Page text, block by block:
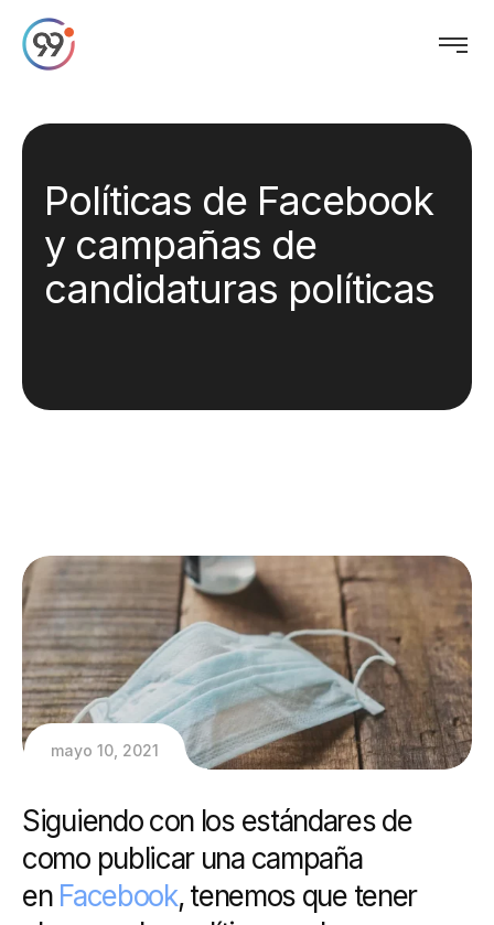
Políticas de Facebook
y campañas de
candidaturas políticas
mayo 10, 2021
Siguiendo con los estándares de
como publicar una campaña
en Facebook, tenemos que tener